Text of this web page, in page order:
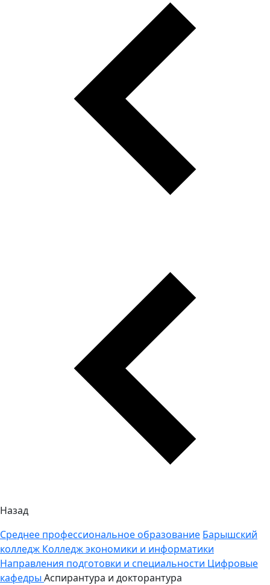
Назад
Среднее профессиональное образование Барышский
колледж Колледж экономики и информатики
Направления подготовки и специальности Цифровые
кафедры Аспирантура и докторантура